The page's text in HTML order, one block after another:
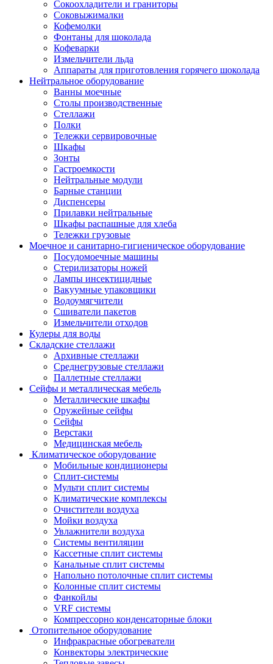
Сокоохладители и граниторы
Соковыжималки
Кофемолки
Фонтаны для шоколада
Кофеварки
Измельчители льда
Аппараты для приготовления горячего шоколада
Нейтральное оборудование
Ванны моечные
Столы производственные
Стеллажи
Полки
Тележки сервировочные
Шкафы
Зонты
Гастроемкости
Нейтральные модули
Барные станции
Диспенсеры
Прилавки нейтральные
Шкафы распашные для хлеба
Тележки грузовые
Моечное и санитарно-гигиеническое оборудование
Посудомоечные машины
Стерилизаторы ножей
Лампы инсектицидные
Вакуумные упаковщики
Водоумягчители
Сшиватели пакетов
Измельчители отходов
Кулеры для воды
Складские стеллажи
Архивные стеллажи
Среднегрузовые стеллажи
Паллетные стеллажи
Сейфы и металлическая мебель
Металлические шкафы
Оружейные сейфы
Сейфы
Верстаки
Медицинская мебель
Климатическое оборудование
Мобильные кондиционеры
Сплит-системы
Мульти сплит системы
Климатические комплексы
Очистители воздуха
Мойки воздуха
Увлажнители воздуха
Системы вентиляции
Кассетные сплит системы
Канальные сплит системы
Напольно потолочные сплит системы
Колонные сплит системы
Фанкойлы
VRF системы
Компрессорно конденсаторные блоки
Отопительное оборудование
Инфракрасные обогреватели
Конвекторы электрические